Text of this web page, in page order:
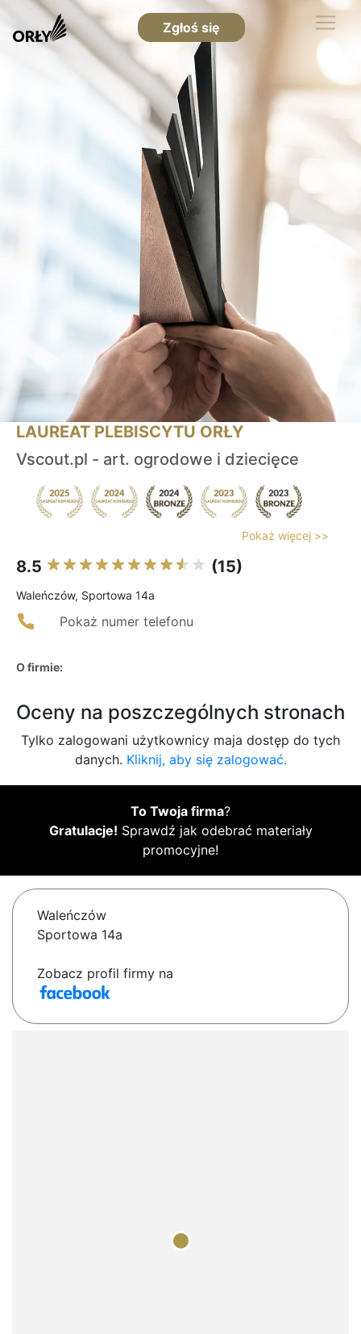
Zgłoś się
LAUREAT PLEBISCYTU ORŁY
Vscout.pl - art. ogrodowe i dziecięce
Pokaż więcej >>
8.5 (15)
Waleńczów, Sportowa 14a
Pokaż numer telefonu
O firmie:
Oceny na poszczególnych stronach
Tylko zalogowani użytkownicy maja dostęp do tych
danych. Kliknij, aby się zalogować.
To Twoja firma?
Gratulacje! Sprawdź jak odebrać materiały
promocyjne!
Waleńczów
Sportowa 14a
Zobacz profil firmy na